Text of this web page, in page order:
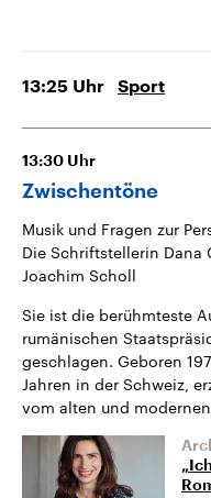
13:25 Uhr Sport
13:30 Uhr
Zwischentöne
Musik und Fragen zur
Die Schriftstellerin Dana
Joachim Scholl
Sie ist die berühmteste
rumänischen
geschlagen. Geboren
Jahren in der Schweiz,
vom alten und